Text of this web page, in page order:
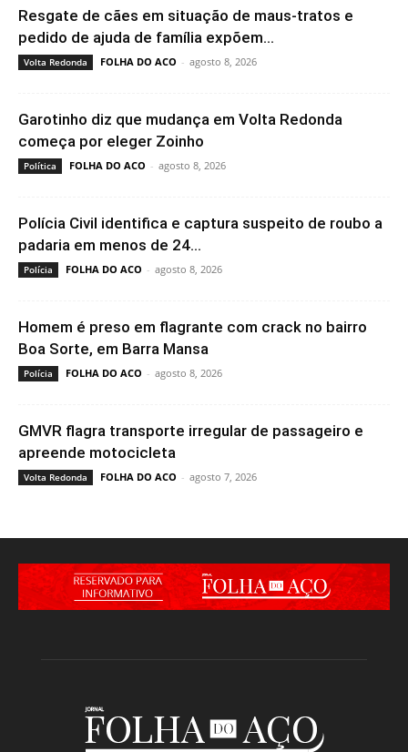
Resgate de cães em situação de maus-tratos e
pedido de ajuda de família expõem...
Volta Redonda FOLHA DO ACO - agosto 8, 2026
Garotinho diz que mudança em Volta Redonda
começa por eleger Zoinho
Política FOLHA DO ACO - agosto 8, 2026
Polícia Civil identifica e captura suspeito de roubo a
padaria em menos de 24...
Polícia FOLHA DO ACO - agosto 8, 2026
Homem é preso em flagrante com crack no bairro
Boa Sorte, em Barra Mansa
Polícia FOLHA DO ACO - agosto 8, 2026
GMVR flagra transporte irregular de passageiro e
apreende motocicleta
Volta Redonda FOLHA DO ACO - agosto 7, 2026